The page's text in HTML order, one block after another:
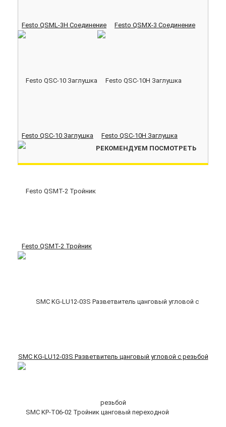
Festo QSML-3H Соединение Festo QSMX-3 Соединение
Festo QSC-10 Заглушка Festo QSC-10H Заглушка
Festo QSMT-2 Тройник
SMC KG-LU12-03S Разветвитель цанговый угловой с резьбой
РЕКОМЕНДУЕМ ПОСМОТРЕТЬ